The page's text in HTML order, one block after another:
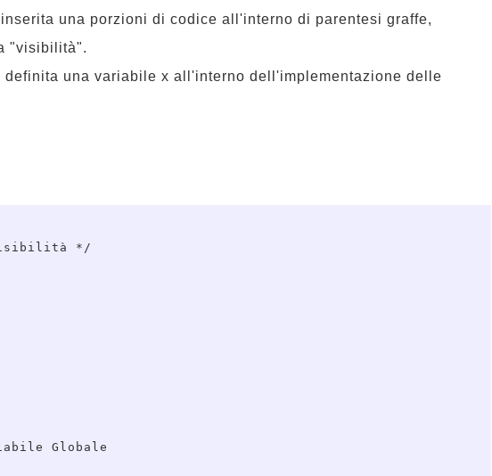
una porzioni di codice all'interno di parentesi graffe,
"visibilità".
definita una variabile x all'interno dell'implementazione delle
*/
Globale